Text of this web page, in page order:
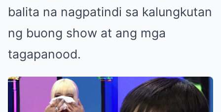
balita na nagpatindi sa kalungkutan
ng buong show at ang mga
tagapanood.